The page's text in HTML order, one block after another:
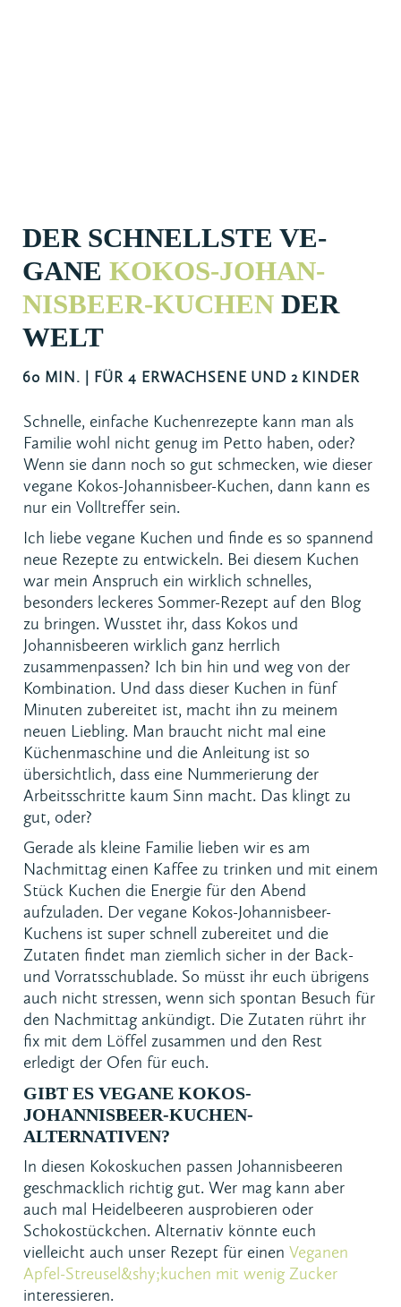
DER SCHNELLSTE VE­
GANE KOKOS-JOHAN­
NIS­BEER-KUCHEN DER
WELT
60 MIN. | FÜR 4 ERWACHSENE UND 2 KINDER
DIREKT ZUM REZEPT
ÄHNLICHE REZEPTE
Schnelle, einfache Kuchenrezepte kann man als
Familie wohl nicht genug im Petto haben, oder?
Wenn sie dann noch so gut schmecken, wie dieser
vegane Kokos-Johannisbeer-Kuchen, dann kann es
nur ein Volltreffer sein.
Ich liebe vegane Kuchen und finde es so spannend
neue Rezepte zu entwickeln. Bei diesem Kuchen
war mein Anspruch ein wirklich schnelles,
besonders leckeres Sommer-Rezept auf den Blog
zu bringen. Wusstet ihr, dass Kokos und
Johannisbeeren wirklich ganz herrlich
zusammenpassen? Ich bin hin und weg von der
Kombination. Und dass dieser Kuchen in fünf
Minuten zubereitet ist, macht ihn zu meinem
neuen Liebling. Man braucht nicht mal eine
Küchenmaschine und die Anleitung ist so
übersichtlich, dass eine Nummerierung der
Arbeitsschritte kaum Sinn macht. Das klingt zu
gut, oder?
Gerade als kleine Familie lieben wir es am
Nachmittag einen Kaffee zu trinken und mit einem
Stück Kuchen die Energie für den Abend
aufzuladen. Der vegane Kokos-Johannisbeer-
Kuchens ist super schnell zubereitet und die
Zutaten findet man ziemlich sicher in der Back-
und Vorratsschublade. So müsst ihr euch übrigens
auch nicht stressen, wenn sich spontan Besuch für
den Nachmittag ankündigt. Die Zutaten rührt ihr
fix mit dem Löffel zusammen und den Rest
erledigt der Ofen für euch.
GIBT ES VEGANE KOKOS-
JOHANNISBEER-KUCHEN-
ALTERNATIVEN?
In diesen Kokoskuchen passen Johannisbeeren
geschmacklich richtig gut. Wer mag kann aber
auch mal Heidelbeeren ausprobieren oder
Schokostückchen. Alternativ könnte euch
vielleicht auch unser Rezept für einen Veganen
Apfel-Streusel&shy;kuchen mit wenig Zucker
interessieren.